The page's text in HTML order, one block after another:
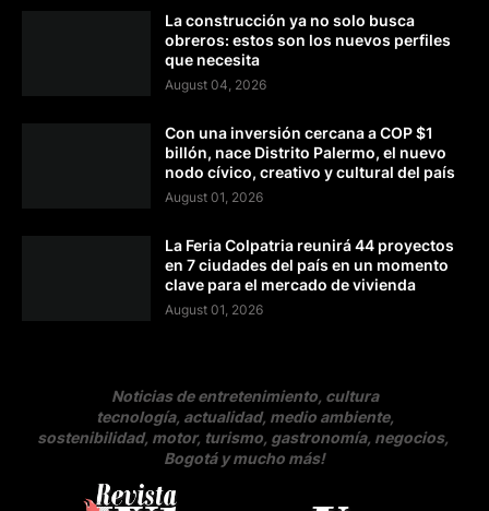
La construcción ya no solo busca
obreros: estos son los nuevos perfiles
que necesita
August 04, 2026
Con una inversión cercana a COP $1
billón, nace Distrito Palermo, el nuevo
nodo cívico, creativo y cultural del país
August 01, 2026
La Feria Colpatria reunirá 44 proyectos
en 7 ciudades del país en un momento
clave para el mercado de vivienda
August 01, 2026
Noticias de entretenimiento, cultura
tecnología, actualidad, medio ambiente,
sostenibilidad, motor, turismo, gastronomía, negocios,
Bogotá y mucho más!